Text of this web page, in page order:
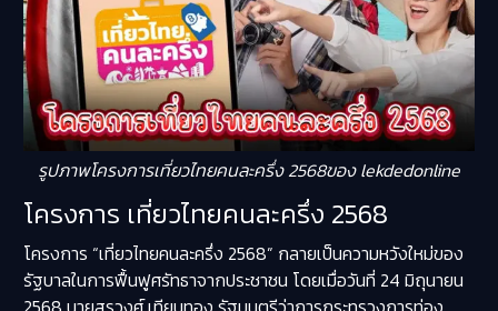
รูปภาพโครงการเที่ยวไทยคนละครึ่ง 2568ของ lekdedonline
โครงการ เที่ยวไทยคนละครึ่ง 2568
โครงการ “เที่ยวไทยคนละครึ่ง 2568” กลายเป็นความหวังใหม่ของ
รัฐบาลในการฟื้นฟูศรัทธาจากประชาชน โดยเมื่อวันที่ 24 มิถุนายน